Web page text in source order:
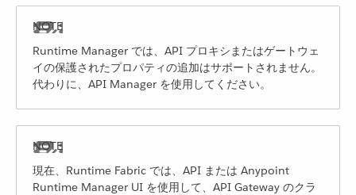
Runtime Manager では、API プロキシまたはゲートウェ
イの保護されたプロパティの追加はサポートされません。
代わりに、API Manager を使用してください。
現在、Runtime Fabric では、API または Anypoint
Runtime Manager UI を使用して、API Gateway のクラ